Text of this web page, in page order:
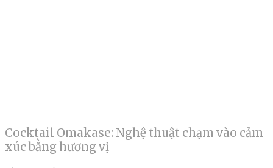
Cocktail Omakase: Nghệ thuật chạm vào cảm
xúc bằng hương vị